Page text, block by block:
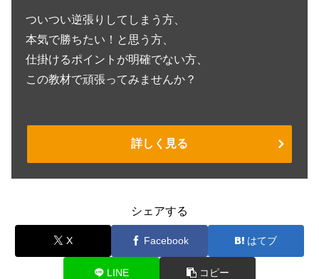
ついつい逆張りしてしまう方、
本気で勝ちたい！と思う方、
仕掛けるポイントが明確でない方、
この教材で頑張ってみませんか？
詳しく見る
シェアする
X Facebook はてブ
LINE コピー